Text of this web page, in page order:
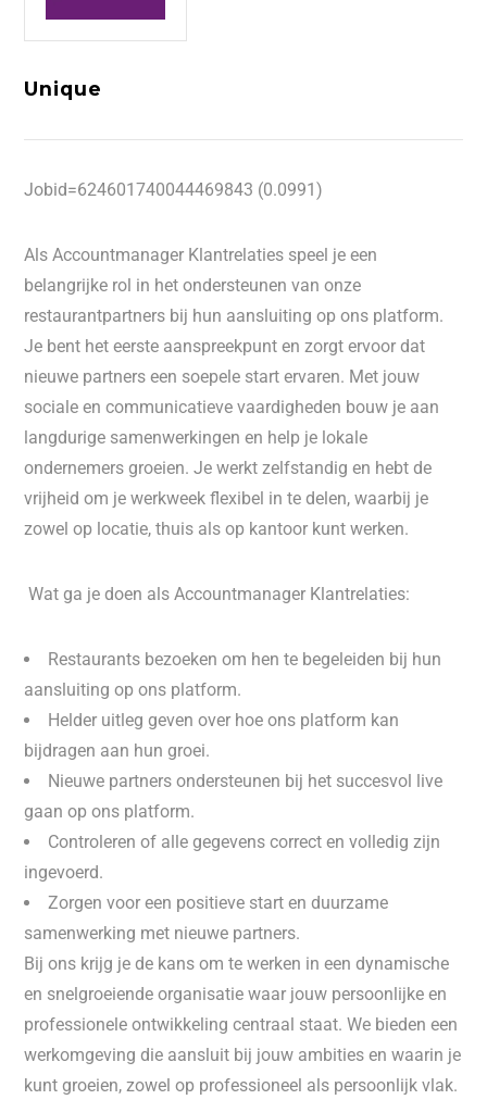
Unique
Jobid=624601740044469843 (0.0991)
Als Accountmanager Klantrelaties speel je een
belangrijke rol in het ondersteunen van onze
restaurantpartners bij hun aansluiting op ons platform.
Je bent het eerste aanspreekpunt en zorgt ervoor dat
nieuwe partners een soepele start ervaren. Met jouw
sociale en communicatieve vaardigheden bouw je aan
langdurige samenwerkingen en help je lokale
ondernemers groeien. Je werkt zelfstandig en hebt de
vrijheid om je werkweek flexibel in te delen, waarbij je
zowel op locatie, thuis als op kantoor kunt werken.
Wat ga je doen als Accountmanager Klantrelaties:
Restaurants bezoeken om hen te begeleiden bij hun
aansluiting op ons platform.
Helder uitleg geven over hoe ons platform kan
bijdragen aan hun groei.
Nieuwe partners ondersteunen bij het succesvol live
gaan op ons platform.
Controleren of alle gegevens correct en volledig zijn
ingevoerd.
Zorgen voor een positieve start en duurzame
samenwerking met nieuwe partners.
Bij ons krijg je de kans om te werken in een dynamische
en snelgroeiende organisatie waar jouw persoonlijke en
professionele ontwikkeling centraal staat. We bieden een
werkomgeving die aansluit bij jouw ambities en waarin je
kunt groeien, zowel op professioneel als persoonlijk vlak.